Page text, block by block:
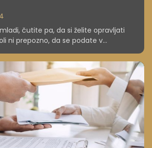
čutite pa, da si želite opravljati
ni prepozno, da se podate v